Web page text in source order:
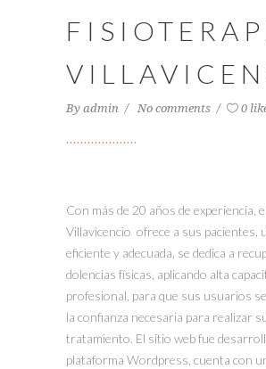
By admin No comments 0
Con más de 20 años de experiencia,
Villavicencio ofrece a sus pacientes,
eficiente y adecuada, se dedica a
dolencias físicas, aplicando alta
profesional, para que sus usuarios
la confianza necesaria para realizar
tratamiento. El sitio web fue
plataforma Wordpress, cuenta con